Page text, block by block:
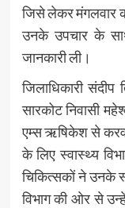
जिसे लेकर मंगलवार
उनके उपचार के
जानकारी ली।
जिलाधिकारी संदीप
सारकोट निवासी
एम्स ऋषिकेश से
के लिए स्वास्थ्य
चिकित्सकों ने उनके
विभाग की ओर से